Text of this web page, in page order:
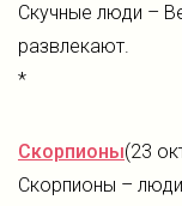
Скучные люди –
развлекают.
*
Скорпионы(23
Скорпионы –